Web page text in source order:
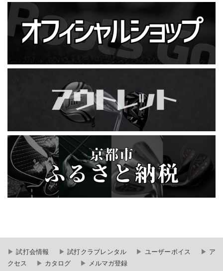
試打会情報 試打クラブレンタル ユーザーボイス
ア
クセス
カタログ メルマガ登録